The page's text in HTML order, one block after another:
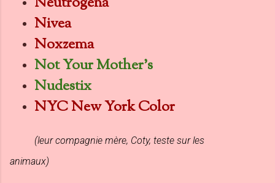
Nivea
Noxzema
Not Your Mother's
Nudestix
NYC New York Color
(leur compagnie mère, Coty, teste sur les
animaux)